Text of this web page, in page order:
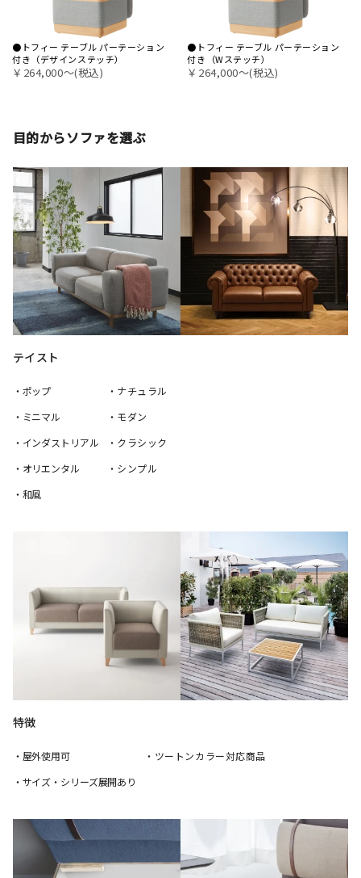
●トフィー テーブル パーテーション
付き（デザインステッチ）
￥264,000〜(税込)
●トフィー テーブル パーテーション
付き（Wステッチ）
￥264,000〜(税込)
目的からソファを選ぶ
テイスト
・ポップ
・ミニマル
・インダストリアル
・オリエンタル
・和風
・ナチュラル
・モダン
・クラシック
・シンプル
特徴
・屋外使用可
・サイズ・シリーズ展開あり
・ツートンカラー対応商品